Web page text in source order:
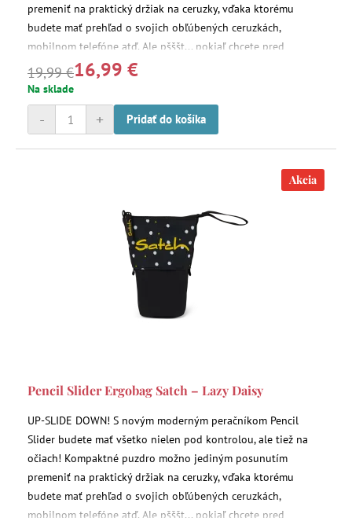
premeniť na praktický držiak na ceruzky, vďaka ktorému
budete mať prehľad o svojich obľúbených ceruzkách,
mobilnom telefóne atď. Ale pšššt... pokiaľ chcete pred
ostatnými niečo skryť, môžete to jednoducho uschovať do
tajného vrecka.
19,99 €16,99 €
Na sklade
+
- Pridať do košíka
Akcia
Pencil Slider Ergobag Satch – Lazy Daisy
UP-SLIDE DOWN! S novým moderným peračníkom Pencil
Slider budete mať všetko nielen pod kontrolou, ale tiež na
očiach! Kompaktné puzdro možno jediným posunutím
premeniť na praktický držiak na ceruzky, vďaka ktorému
budete mať prehľad o svojich obľúbených ceruzkách,
mobilnom telefóne atď. Ale pšššt... pokiaľ chcete pred